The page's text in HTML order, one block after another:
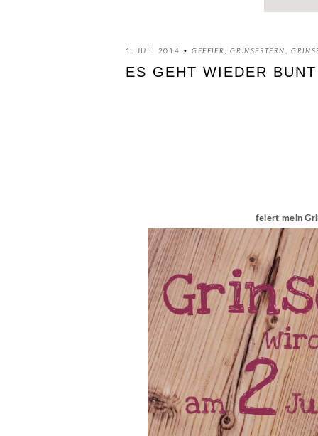
1. JULI 2014 • GEFEIER,GRINSESTERN,
ES GEHT WIEDER
feiert mein